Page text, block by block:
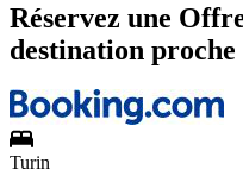
Réservez une
destination
Turin